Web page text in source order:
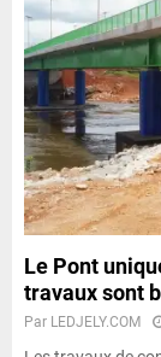
Le Pont
travaux sont
Par LEDJELY.COM